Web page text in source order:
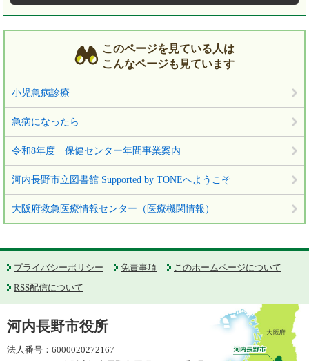
このページを見ている人は
こんなページも見ています
小児急病診療
急病になったら
令和8年度 保健センター年間事業案内
河内長野市立図書館 Supported by TONEへようこそ
大阪府救急医療情報センター（医療機関情報）
プライバシーポリシー 免責事項
このホームページについて
RSS配信について
河内長野市役所
法人番号：6000020272167